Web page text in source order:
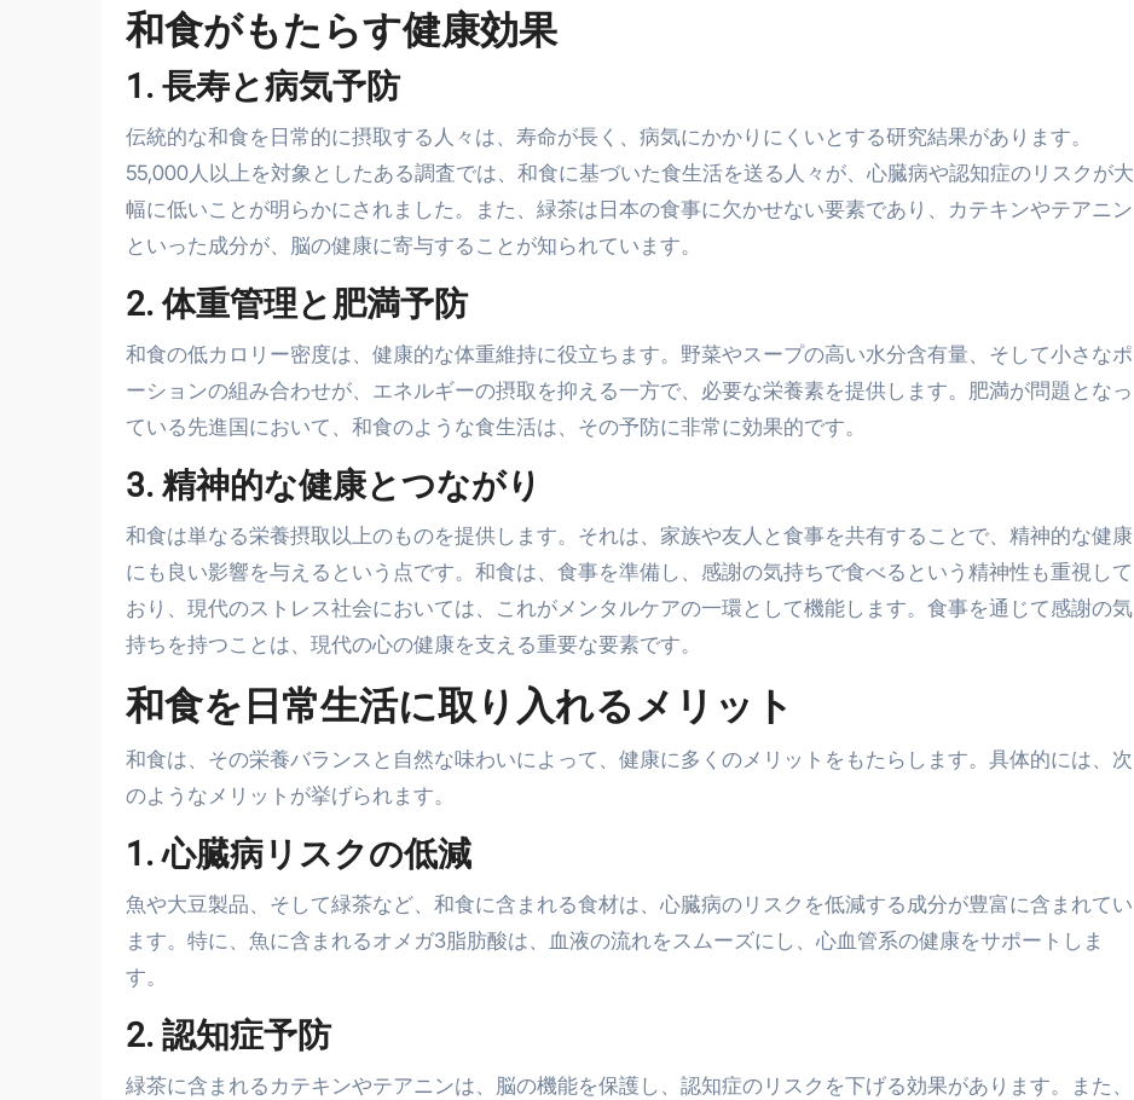
和食がもたらす健康効果
1. 長寿と病気予防
伝統的な和食を日常的に摂取する人々は、寿命が長く、病気にかかりにくいとする研究結果があります。
55,000人以上を対象としたある調査では、和食に基づいた食生活を送る人々が、心臓病や認知症のリスクが大
幅に低いことが明らかにされました。また、緑茶は日本の食事に欠かせない要素であり、カテキンやテアニン
といった成分が、脳の健康に寄与することが知られています。
2. 体重管理と肥満予防
和食の低カロリー密度は、健康的な体重維持に役立ちます。野菜やスープの高い水分含有量、そして小さなポ
ーションの組み合わせが、エネルギーの摂取を抑える一方で、必要な栄養素を提供します。肥満が問題となっ
ている先進国において、和食のような食生活は、その予防に非常に効果的です。
3. 精神的な健康とつながり
和食は単なる栄養摂取以上のものを提供します。それは、家族や友人と食事を共有することで、精神的な健康
にも良い影響を与えるという点です。和食は、食事を準備し、感謝の気持ちで食べるという精神性も重視して
おり、現代のストレス社会においては、これがメンタルケアの一環として機能します。食事を通じて感謝の気
持ちを持つことは、現代の心の健康を支える重要な要素です。
和食を日常生活に取り入れるメリット
和食は、その栄養バランスと自然な味わいによって、健康に多くのメリットをもたらします。具体的には、次
のようなメリットが挙げられます。
1. 心臓病リスクの低減
魚や大豆製品、そして緑茶など、和食に含まれる食材は、心臓病のリスクを低減する成分が豊富に含まれてい
ます。特に、魚に含まれるオメガ3脂肪酸は、血液の流れをスムーズにし、心血管系の健康をサポートしま
す。
2. 認知症予防
緑茶に含まれるカテキンやテアニンは、脳の機能を保護し、認知症のリスクを下げる効果があります。また、